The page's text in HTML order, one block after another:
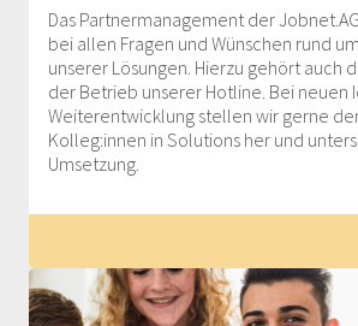
Das Partnermanagement der
bei allen Fragen und Wünschen rund
unserer Lösungen. Hierzu gehört auch
der Betrieb unserer Hotline. Bei neuen
Weiterentwicklung stellen wir gerne
Kolleg:innen in Solutions her und
Umsetzung.